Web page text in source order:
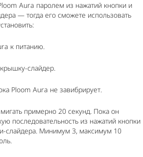
Aura паролем из нажатий кнопки и
— тогда его сможете использовать
к питанию.
слайдер.
Ploom Aura не завибрирует.
примерно 20 секунд. Пока он
последовательность из нажатий кнопки
слайдера. Минимум 3, максимум 10